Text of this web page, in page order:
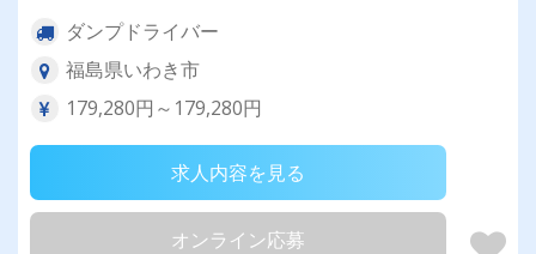
ダンプドライバー
福島県いわき市
179,280円～179,280円
求人内容を見る
オンライン応募